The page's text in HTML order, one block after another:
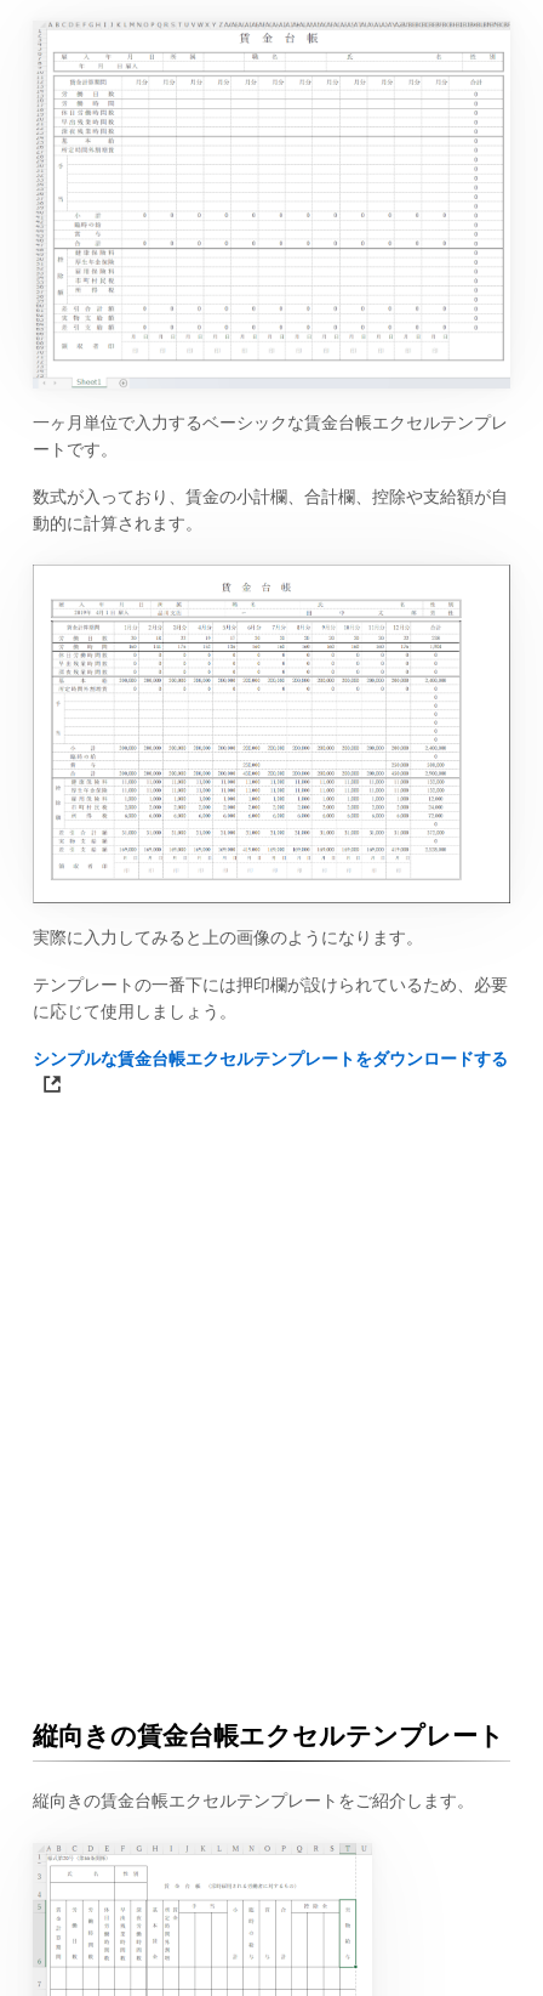
一ヶ月単位で入力するベーシックな賃金台帳エクセルテンプレ
ートです。
数式が入っており、賃金の小計欄、合計欄、控除や支給額が自
動的に計算されます。
実際に入力してみると上の画像のようになります。
テンプレートの一番下には押印欄が設けられているため、必要
に応じて使用しましょう。
シンプルな賃金台帳エクセルテンプレートをダウンロードする
縦向きの賃金台帳エクセルテンプレート
縦向きの賃金台帳エクセルテンプレートをご紹介します。